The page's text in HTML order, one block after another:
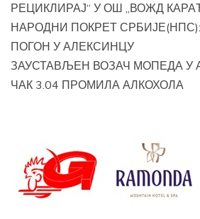
РЕЦИКЛИРАЈ“ У ОШ „ВОЖД
НАРОДНИ ПОКРЕТ
ПОГОН У АЛЕКСИНЦУ
ЗАУСТАВЉЕН ВОЗАЧ МОПЕДА У
ЧАК 3.04 ПРОМИЛА АЛКОХОЛА